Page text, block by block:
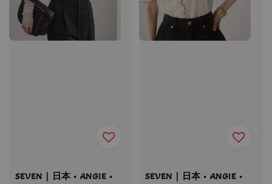
SEVEN｜日本 • ANGIE •
SEVEN｜日本 • ANGIE •